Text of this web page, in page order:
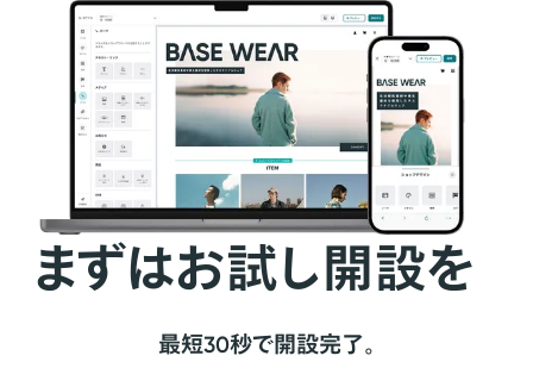
まずはお試し開設を
最短30秒で開設完了。